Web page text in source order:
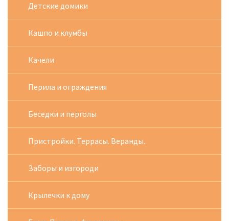
Детские домики
Кашпо и клумбы
Качели
Перила и ограждения
Беседки и перголы
Пристройки. Террасы. Веранды.
Заборы и изгороди
Крылечки к дому